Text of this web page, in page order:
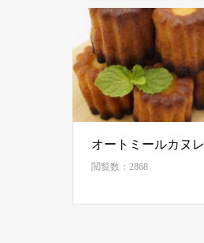
オートミールカヌレ
閲覧数：2868